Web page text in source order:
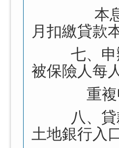
本
月扣繳貸款
七、
被保險人每
重
八、
土地銀行入